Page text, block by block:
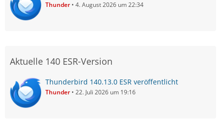
Thunder 4. August 2026 um 22:34
Aktuelle 140 ESR-Version
Thunderbird 140.13.0 ESR veröffentlicht
Thunder 22. Juli 2026 um 19:16